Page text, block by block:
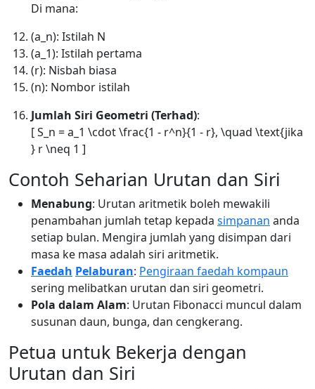
Di mana:
(a_n): Istilah N
(a_1): Istilah pertama
(r): Nisbah biasa
(n): Nombor istilah
Jumlah Siri Geometri (Terhad):
[ S_n = a_1 \cdot \frac{1 - r^n}{1 - r}, \quad \text{jika
} r \neq 1 ]
Contoh Seharian Urutan dan Siri
Menabung: Urutan aritmetik boleh mewakili
penambahan jumlah tetap kepada simpanan anda
setiap bulan. Mengira jumlah yang disimpan dari
masa ke masa adalah siri aritmetik.
Faedah Pelaburan: Pengiraan faedah kompaun
sering melibatkan urutan dan siri geometri.
Pola dalam Alam: Urutan Fibonacci muncul dalam
susunan daun, bunga, dan cengkerang.
Petua untuk Bekerja dengan
Urutan dan Siri